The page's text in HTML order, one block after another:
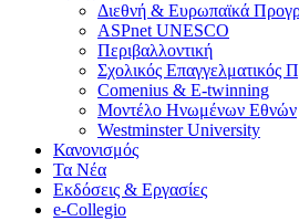
Διεθνή & Ευρωπαϊκά
ASPnet UNESCO
Περιβαλλοντική
Σχολικός Επαγγελματικός
Comenius & E-twinning
Μοντέλο Ηνωμένων Εθνών
Westminster University
Κανονισμός
Τα Νέα
Εκδόσεις & Εργασίες
e-Collegio